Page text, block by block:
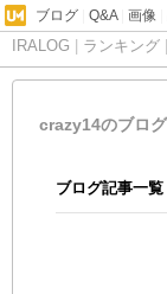
ブログ Q&A| 画像
IRALOG ランキング
crazy14のブログ
ブログ記事一覧